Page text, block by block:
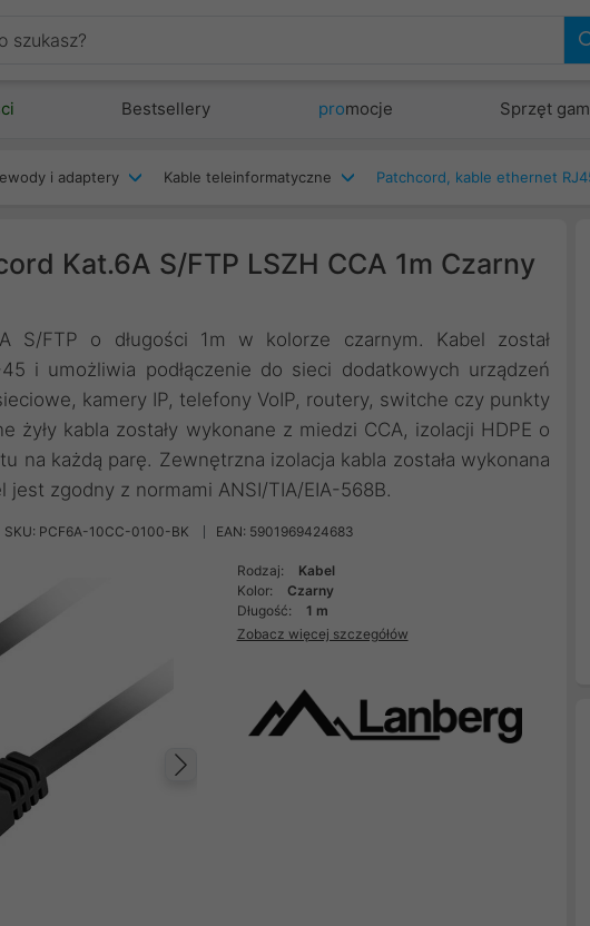
Bestsellery promocje Sprzęt
i adaptery Kable teleinformatyczne
Kat.6A S/FTP LSZH CCA 1m Czarny
S/FTP o długości 1m w kolorze czarnym. Kabel został
i umożliwia podłączenie do sieci dodatkowych urządzeń
kamery IP, telefony VoIP, routery, switche czy punkty
żyły kabla zostały wykonane z miedzi CCA, izolacji HDPE o
na każdą parę. Zewnętrzna izolacja kabla została wykonana
jest zgodny z normami ANSI/TIA/EIA-568B.
SKU: PCF6A-10CC-0100-BK EAN: 5901969424683
Rodzaj:
Kabel
Kolor:
Czarny
Długość:
1 m
Zobacz więcej szczegółów